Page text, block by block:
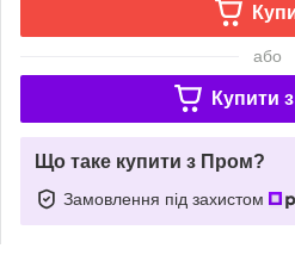
або
Купити з
Що таке купити з Пром?
Замовлення під захистом